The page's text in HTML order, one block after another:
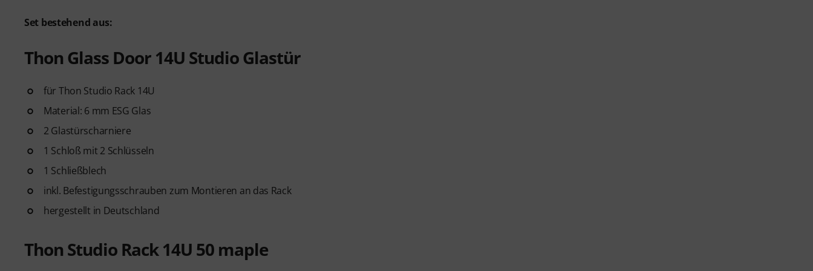
Set bestehend aus:
Thon Glass Door 14U Studio Glastür
für Thon Studio Rack 14U
Material: 6 mm ESG Glas
2 Glastürscharniere
1 Schloß mit 2 Schlüsseln
1 Schließblech
inkl. Befestigungsschrauben zum Montieren an das Rack
hergestellt in Deutschland
Thon Studio Rack 14U 50 maple